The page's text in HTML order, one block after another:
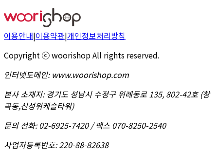
이용안내|이용약관|개인정보처리방침
Copyright ⓒ woorishop All rights reserved.
인터넷도메인:www.woorishop.com
본사 소재지:경기도 성남시 수정구 위례동로 135, 802-42호 (창
곡동,신성위케슬타워)
문의 전화:02-6925-7420 / 팩스 070-8250-2540
사업자등록번호:220-88-82638